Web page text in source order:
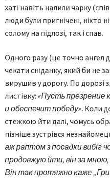
хаті навіть налили чарку
люди були пригнічені, ніхто
солому на підлозі, так і спав.
Одного разу (це точно ангел
чекати сніданку, який би не
вирушив у дорогу. По дорозі
листівку: «Пусть презрение
и обеспечит победу». Коли
стежкою йти далі, чомусь
пізніше зустрівся
аж раптом з посадки вибіг
продовжую йти, він за
Він так протяжно каже